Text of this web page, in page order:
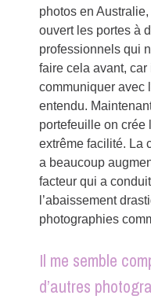
photos en Australie,
ouvert les portes à
professionnels qui
faire cela avant, car
communiquer avec
entendu.
portefeuille on crée
extrême facilité. La
a beaucoup
facteur qui a
l’abaissement
photographies
Il me semble
d’autres